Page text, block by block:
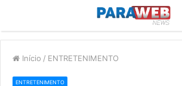
Início / ENTRETENIMENTO
ENTRETENIMENTO